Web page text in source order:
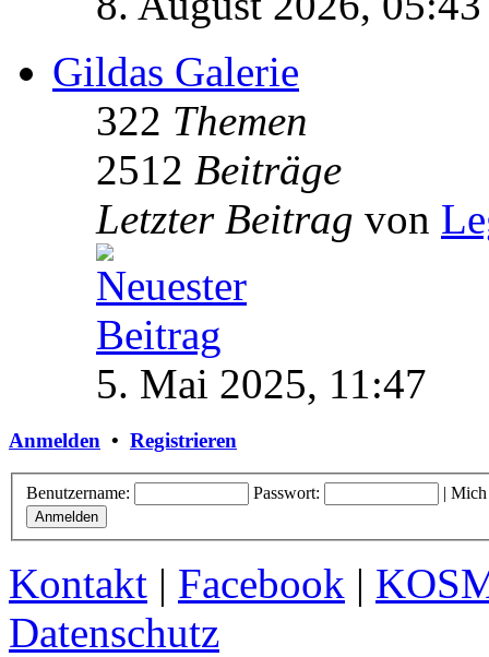
Gildas Galerie
322 Themen
2512 Beiträge
Letzter Beitrag von
5. Mai 2025, 11:47
Anmelden • Registrieren
Benutzername: Passwort: | Mich
Kontakt | Facebook |
Datenschutz